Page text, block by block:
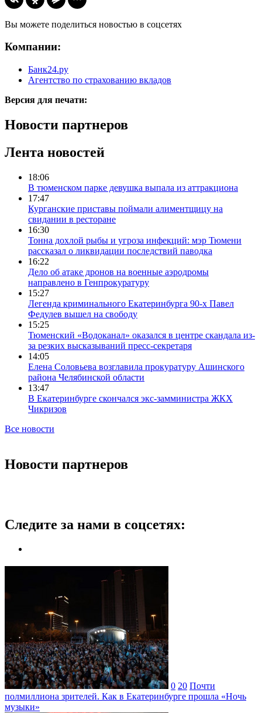
Вы можете поделиться новостью в соцсетях
Компании:
Банк24.ру
Агентство по страхованию вкладов
Версия для печати:
Новости партнеров
Лента новостей
18:06
В тюменском парке девушка выпала из аттракциона
17:47
Курганские приставы поймали алиментщицу на
свидании в ресторане
16:30
Тонна дохлой рыбы и угроза инфекций: мэр Тюмени
рассказал о ликвидации последствий паводка
16:22
Дело об атаке дронов на военные аэродромы
направлено в Генпрокуратуру
15:27
Легенда криминального Екатеринбурга 90-х Павел
Федулев вышел на свободу
15:25
Тюменский «Водоканал» оказался в центре скандала из-
за резких высказываний пресс-секретаря
14:05
Елена Соловьева возглавила прокуратуру Ашинского
района Челябинской области
13:47
В Екатеринбурге скончался экс-замминистра ЖКХ
Чикризов
Все новости
Новости партнеров
Следите за нами в соцсетях:
0 20 Почти
полмиллиона зрителей. Как в Екатеринбурге прошла «Ночь
музыки»